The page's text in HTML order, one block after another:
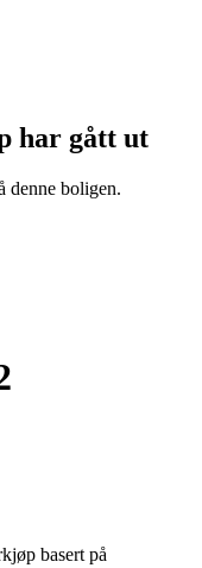
har gått ut
denne boligen.
basert på